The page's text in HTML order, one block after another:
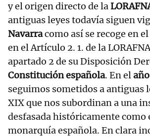
y el origen directo de la
antiguas leyes todavía siguen
Navarracomo así se recoge en
en el Artículo 2. 1. de la
apartado 2 de su Disposición
Constitución española. En el
seguimos sometidos a antiguas
XIX que nos subordinan a una
desfasada históricamente como
monarquía española. En clara